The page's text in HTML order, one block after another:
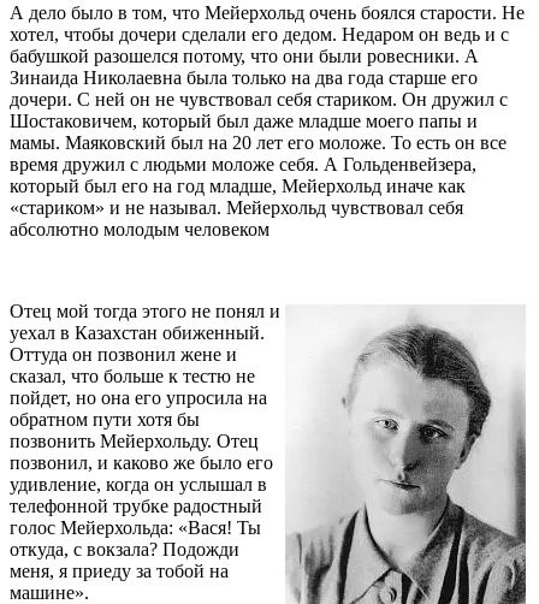
А дело было в том, что Мейерхольд очень боялся старости. Не
хотел, чтобы дочери сделали его дедом. Недаром он ведь и с
бабушкой разошелся потому, что они были ровесники. А
Зинаида Николаевна была только на два года старше его
дочери. С ней он не чувствовал себя стариком. Он дружил с
Шостаковичем, который был даже младше моего папы и
мамы. Маяковский был на 20 лет его моложе. То есть он все
время дружил с людьми моложе себя. А Гольденвейзера,
который был его на год младше, Мейерхольд иначе как
«стариком» и не называл. Мейерхольд чувствовал себя
абсолютно молодым человеком
Отец мой тогда этого не понял и
уехал в Казахстан обиженный.
Оттуда он позвонил жене и
сказал, что больше к тестю не
пойдет, но она его упросила на
обратном пути хотя бы
позвонить Мейерхольду. Отец
позвонил, и каково же было его
удивление, когда он услышал в
телефонной трубке радостный
голос Мейерхольда: «Вася! Ты
откуда, с вокзала? Подожди
меня, я приеду за тобой на
машине».